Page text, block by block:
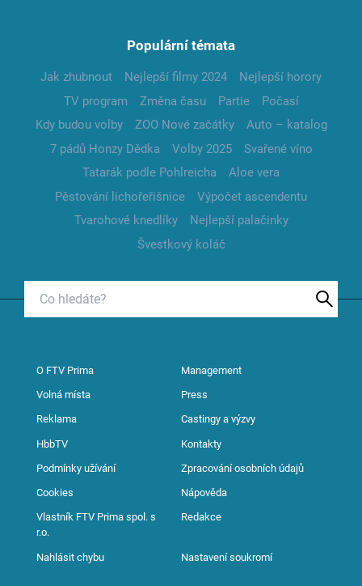
Populární témata
Jak zhubnout Nejlepší filmy 2024
Nejlepší horory
TV program
Změna času Partie
Počasí
Kdy budou volby
ZOO Nové začátky
Auto – katalog
7 pádů Honzy Dědka
Volby 2025
Svařené víno
Tatarák podle Pohlreicha
Aloe vera
Pěstování lichořeřišnice
Výpočet ascendentu
Tvarohové knedlíky
Nejlepší palačinky
Švestkový koláč
O FTV Prima Management
Volná místa Press
Reklama Castingy a výzvy
HbbTV Kontakty
Podmínky užívání Zpracování osobních údajů
Cookies Nápověda
Vlastník FTV Prima spol. s
r.o.
Redakce
Nahlásit chybu Nastavení soukromí